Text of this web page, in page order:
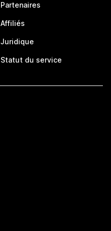
Partenaires
Affiliés
Juridique
Statut du service